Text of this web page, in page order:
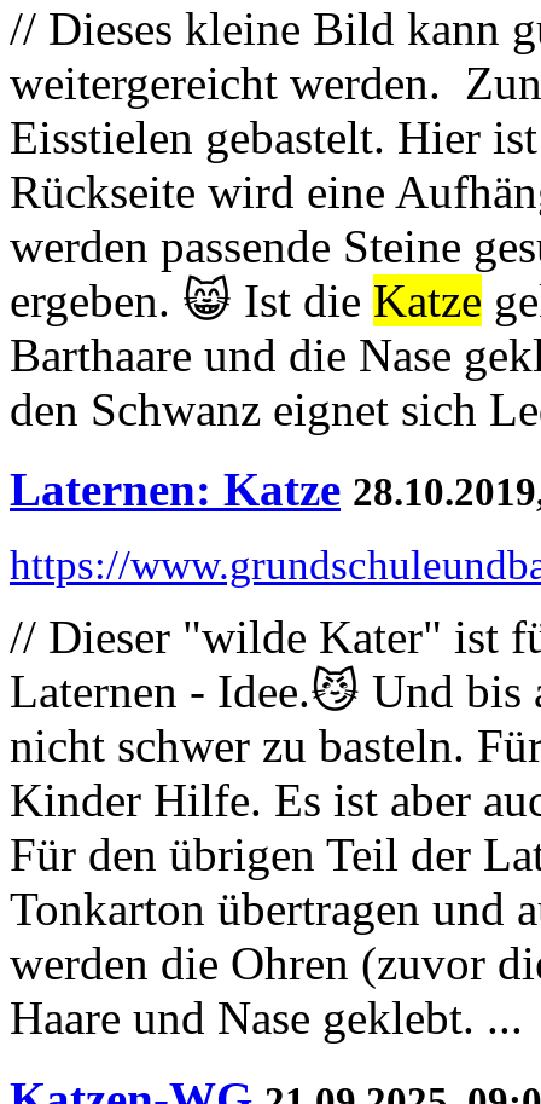
// Dieses kleine Bild kann
weitergereicht werden.
Eisstielen gebastelt. Hier
Rückseite wird eine
werden passende Steine
ergeben. 😸 Ist die Katze
Barthaare und die Nase
den Schwanz eignet sich
Laternen: Katze
https://
// Dieser "wilde Kater" ist
Laternen - Idee.😼 Und bis
nicht schwer zu basteln.
Kinder Hilfe. Es ist aber
Für den übrigen Teil der
Tonkarton übertragen und
werden die Ohren (zuvor
Haare und Nase geklebt. ...